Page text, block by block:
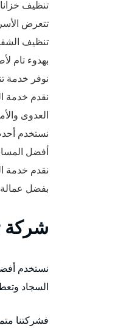
تنظيف
تتعرض
تنظيف
بهدوء تام
نوفر خدمة
نقدم خدمة
العدوى
نستخدم
أفضل
نقدم خدمة
بفضل
شركة
نستخدم
السجاد
فشركتنا